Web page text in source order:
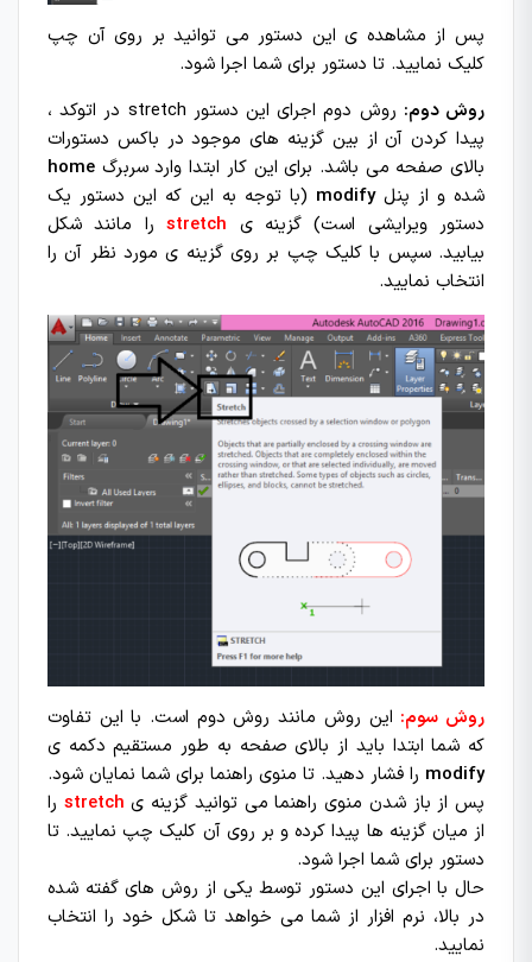
پس از مشاهده ی این دستور می توانید بر روی آن چپ
کلیک نمایید. تا دستور برای شما اجرا شود.
روش دوم:
روش دوم اجرای این دستور stretch در اتوکد ،
پیدا کردن آن از بین گزینه های موجود در باکس دستورات
بالای صفحه می باشد. برای این کار ابتدا وارد سربرگ home
شده و از پنلmodify (با توجه به این که این دستور یک
دستور ویرایشی است) گزینه ی stretch را مانند شکل
بیابید. سپس با کلیک چپ بر روی گزینه ی مورد نظر آن را
انتخاب نمایید.
روش سوم: این روش مانند روش دوم است. با این تفاوت
که شما ابتدا باید از بالای صفحه به طور مستقیم دکمه ی
modify را فشار دهید. تا منوی راهنما برای شما نمایان شود.
پس از باز شدن منوی راهنما می توانید گزینه ی stretch را
از میان گزینه ها پیدا کرده و بر روی آن کلیک چپ نمایید. تا
دستور برای شما اجرا شود.
حال با اجرای این دستور توسط یکی از روش های گفته شده
در بالا، نرم افزار از شما می خواهد تا شکل خود را انتخاب
نمایید.